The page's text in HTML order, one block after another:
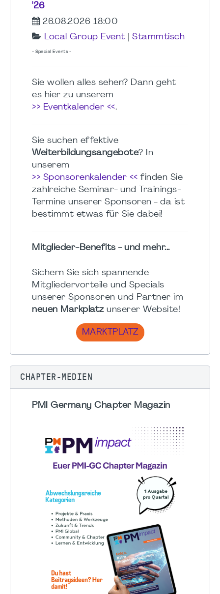
'26
26.08.2026 18:00
Local Group Event
Stammtisch
- Special Events -
Sie wollen alles sehen? Dann geht
es hier zu unserem
>> Eventkalender <<.
Sie suchen effektive
Weiterbildungsangebote? In
unserem
>> Sponsorenkalender << finden Sie
zahlreiche Seminar- und Trainings-
Termine unserer Sponsoren - da ist
bestimmt etwas für Sie dabei!
Mitglieder-Benefits - und mehr...
Sichern Sie sich spannende
Mitgliedervorteile und Specials
unserer Sponsoren und Partner im
neuen Markplatzunserer Website!
MARKTPLATZ
CHAPTER-MEDIEN
PMI Germany Chapter Magazin